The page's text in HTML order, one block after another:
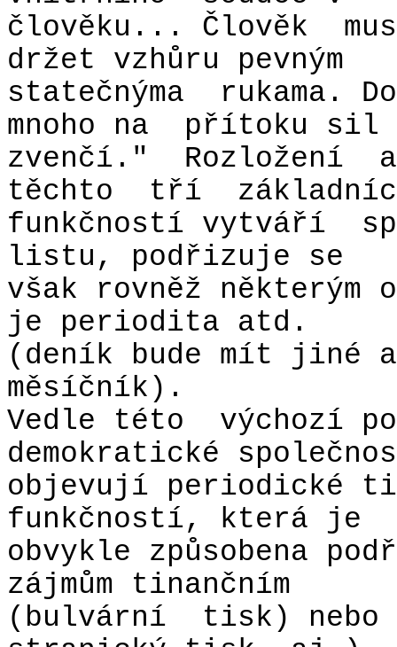
člověku... Člověk
držet vzhůru pevným
statečnýma
rukama.
mnoho na
přítoku sil
zvenčí."
Rozložení
a
těchto
tří
funkčností vytváří
listu, podřizuje se
však rovněž některým
je periodita atd.
(deník bude mít jiné
měsíčník).
Vedle této
výchozí
demokratické
objevují periodické
funkčností, která je
obvykle způsobena
zájmům tinančním
(bulvární
tisk) nebo